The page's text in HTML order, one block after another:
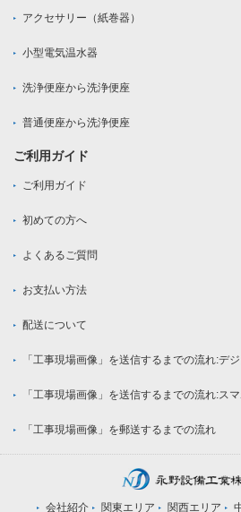
アクセサリー（紙巻器）
小型電気温水器
洗浄便座から洗浄便座
普通便座から洗浄便座
ご利用ガイド
ご利用ガイド
初めての方へ
よくあるご質問
お支払い方法
配送について
「工事現場画像」を送信するまでの流れ:デ
「工事現場画像」を送信するまでの流れ:ス
「工事現場画像」を郵送するまでの流れ
会社紹介 関東エリア 関西エリア